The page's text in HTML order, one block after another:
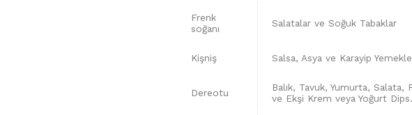
Frenk
soğanı
Salatalar ve Soğuk Tabaklar
Kişniş Salsa, Asya ve Karayip
Dereotu
Balık, Tavuk, Yumurta,
ve Ekşi Krem veya Yoğurt Dips.